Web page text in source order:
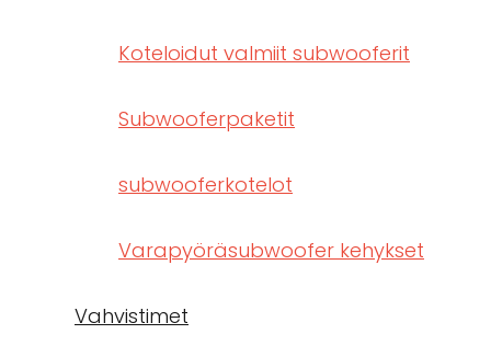
Koteloidut valmiit subwooferit
Subwooferpaketit
subwooferkotelot
Varapyöräsubwoofer kehykset
Vahvistimet